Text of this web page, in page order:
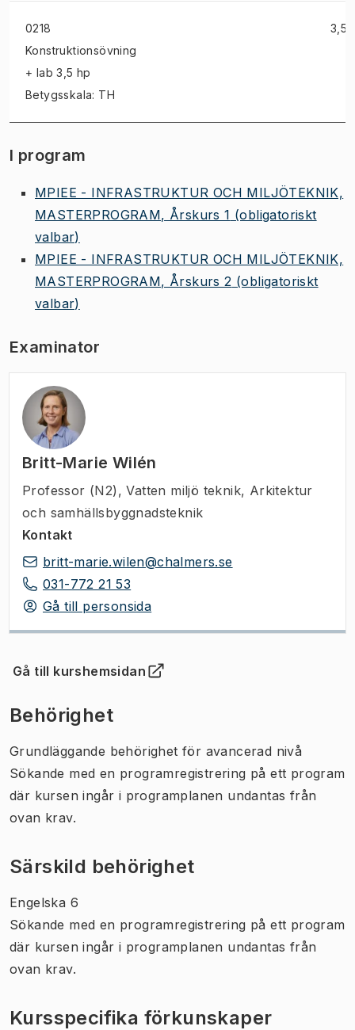
0218
Konstruktionsövning
+ lab 3,5 hp
Betygsskala: TH
3,5
I program
MPIEE - INFRASTRUKTUR OCH MILJÖTEKNIK,
MASTERPROGRAM, Årskurs 1 (obligatoriskt
valbar)
MPIEE - INFRASTRUKTUR OCH MILJÖTEKNIK,
MASTERPROGRAM, Årskurs 2 (obligatoriskt
valbar)
Examinator
Britt-Marie Wilén
Professor (N2) , Vatten miljö teknik, Arkitektur
och samhällsbyggnadsteknik
Kontakt
britt-marie.wilen@chalmers.se
031-772 21 53
Gå till personsida
Gå till kurshemsidan
(Öppnas i ny flik)
Behörighet
Grundläggande behörighet för avancerad nivå
Sökande med en programregistrering på ett program
där kursen ingår i programplanen undantas från
ovan krav.
Särskild behörighet
Engelska 6
Sökande med en programregistrering på ett program
där kursen ingår i programplanen undantas från
ovan krav.
Kursspecifika förkunskaper